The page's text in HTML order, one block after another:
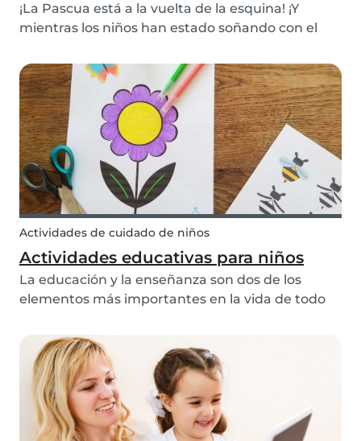
¡La Pascua está a la vuelta de la esquina! ¡Y
mientras los niños han estado soñando con el
devorar felizmente, nosotros hemos estado
ocupados soñando con nuevas manualidades
para ti! Hemos creado...
Actividades de cuidado de niños
Actividades educativas para niños
La educación y la enseñanza son dos de los
elementos más importantes en la vida de todo
extremadamente valiosa. Todos los padres
admiran y aprecian la paciencia y la habilidad del
maestro...